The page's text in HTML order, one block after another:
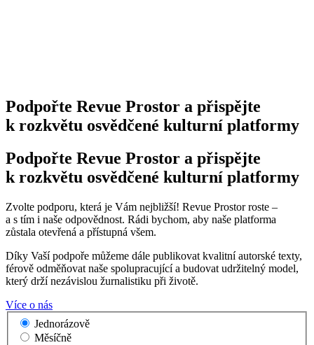
Podpořte Revue Prostor a přispějte
k rozkvětu osvědčené kulturní platformy
Podpořte Revue Prostor a přispějte
k rozkvětu osvědčené kulturní platformy
Zvolte podporu, která je Vám nejbližší! Revue Prostor roste –
a s tím i naše odpovědnost. Rádi bychom, aby naše platforma
zůstala otevřená a přístupná všem.
Díky Vaší podpoře můžeme dále publikovat kvalitní autorské texty,
férově odměňovat naše spolupracující a budovat udržitelný model,
který drží nezávislou žurnalistiku při životě.
Více o nás
Jednorázově
Měsíčně